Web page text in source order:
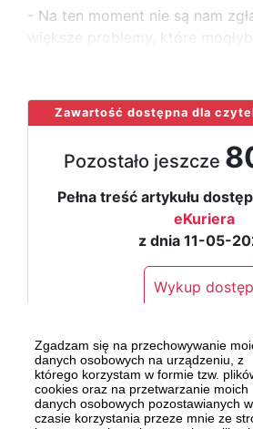
Zgadzam się na przechowywanie
danych osobowych na urządzeniu, z
którego korzystam w formie tzw.
cookies oraz na przetwarzanie moich
danych osobowych pozostawianych w
czasie korzystania przeze mnie ze
- Na ten moment nie są nam
większe problemy, które
Zawartość dostępna dla
Pozostało jeszcze
Pełna treść artykułu
eKuriera
z dnia 11-05-
Wykup dostęp
Strona główna Szczecin/